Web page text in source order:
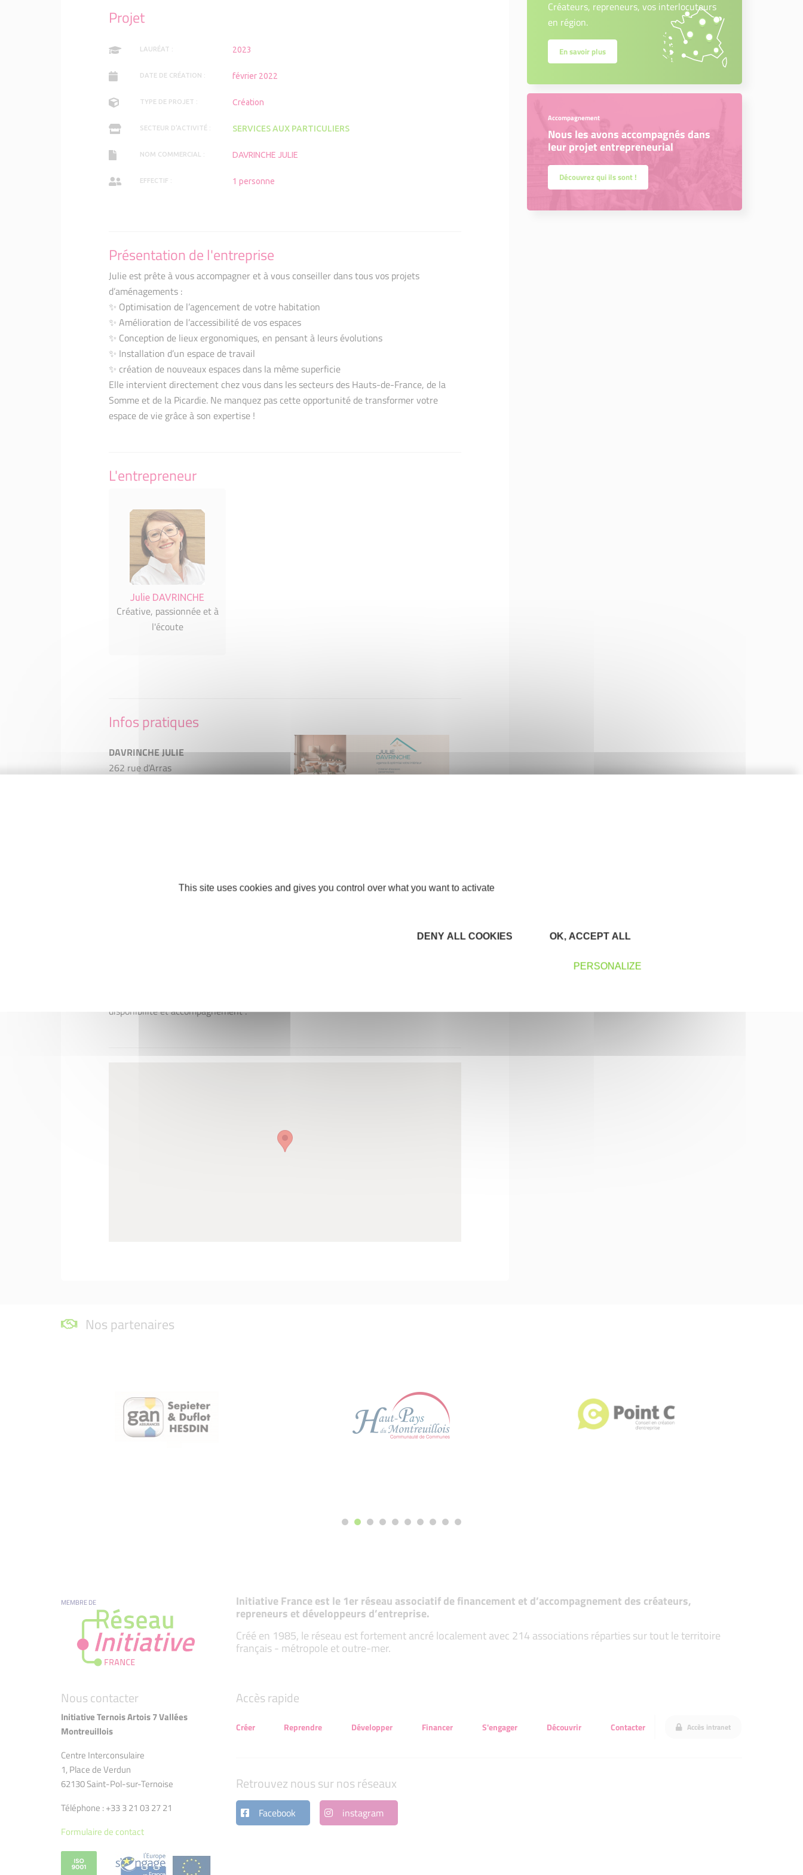
Projet
LAURÉAT : 2023
DATE DE CRÉATION : février 2022
TYPE DE PROJET : Création
SECTEUR D'ACTIVITÉ : SERVICES AUX PARTICULIERS
NOM COMMERCIAL : DAVRINCHE JULIE
EFFECTIF : 1 personne
Présentation de l'entreprise
Julie est prête à vous accompagner et à vous conseiller dans tous vos projets
d’aménagements :
✨ Optimisation de l’agencement de votre habitation
✨ Amélioration de l’accessibilité de vos espaces
✨ Conception de lieux ergonomiques, en pensant à leurs évolutions
✨ Installation d’un espace de travail
✨ création de nouveaux espaces dans la même superficie
Elle intervient directement chez vous dans les secteurs des Hauts-de-France, de la
Somme et de la Picardie. Ne manquez pas cette opportunité de transformer votre
espace de vie grâce à son expertise !
L'entrepreneur
Julie DAVRINCHE
Créative, passionnée et à
l'écoute
Infos pratiques
DAVRINCHE JULIE
262 rue d'Arras
disponibilité et accompagnement".
Créateurs, repreneurs, vos interlocuteurs
en région.
En savoir plus
Accompagnement
Nous les avons accompagnés dans
leur projet entrepreneurial
Découvrez qui ils sont !
Nos partenaires
MEMBRE DE Initiative France est le 1er réseau associatif de financement et d’accompagnement des créateurs,
repreneurs et développeurs d’entreprise.
Créé en 1985, le réseau est fortement ancré localement avec 214 associations réparties sur tout le territoire
français - métropole et outre-mer.
Nous contacter
Initiative Ternois Artois 7 Vallées
Montreuillois
Centre Interconsulaire
1, Place de Verdun
62130 Saint-Pol-sur-Ternoise
Téléphone : +33 3 21 03 27 21
Formulaire de contact
Accès rapide
Créer Reprendre Développer Financer S'engager Découvrir Contacter Accès intranet
Retrouvez nous sur nos réseaux
Facebook instagram
This site uses cookies and gives you control over what you want to activate
OK, ACCEPT ALL
DENY ALL COOKIES
PERSONALIZE